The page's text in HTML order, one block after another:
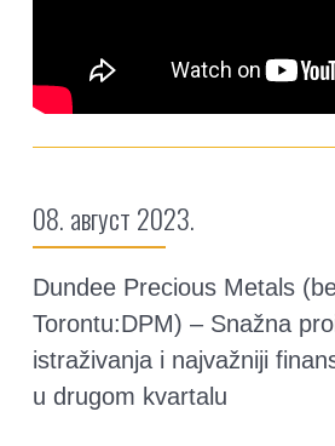
08. август 2023.
Dundee Precious Metals
Torontu:DPM) – Snažna
istraživanja i najvažniji
u drugom kvartalu